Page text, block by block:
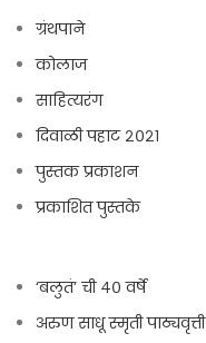
ग्रंथपाने
कोलाज
साहित्यरंग
दिवाळी पहाट २०२१
पुस्तक प्रकाशन
प्रकाशित पुस्तके
‘बलुतं’ ची ४० वर्षे
अरुण साधू स्मृती पाठ्यवृत्ती